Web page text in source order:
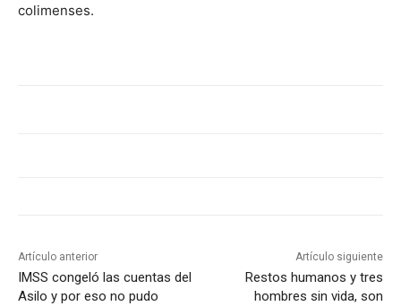
colimenses.
Artículo anterior
IMSS congeló las cuentas del
Asilo y por eso no pudo
Artículo siguiente
Restos humanos y tres
hombres sin vida, son